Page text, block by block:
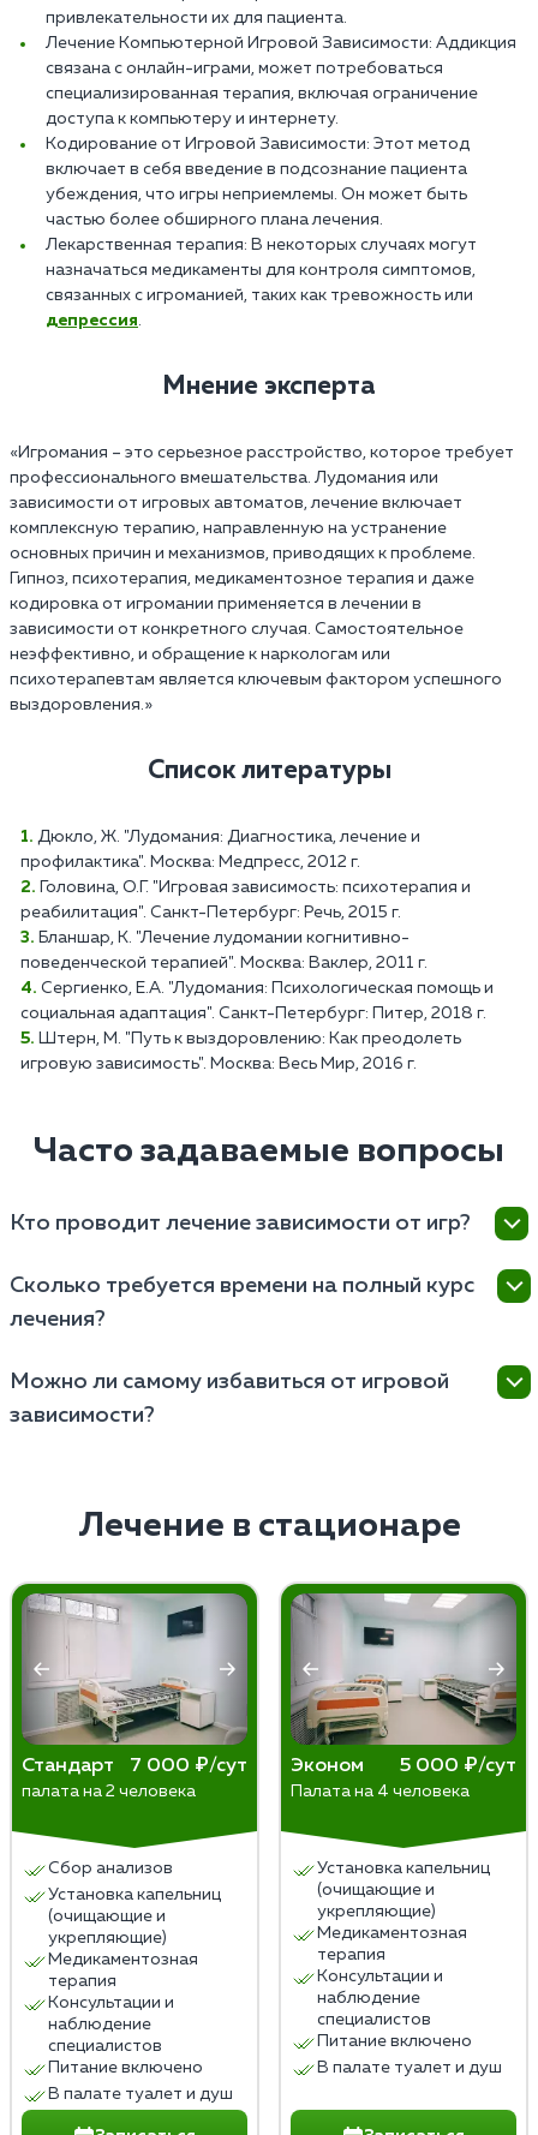
привлекательности их для пациента.
Лечение Компьютерной Игровой Зависимости: Аддикция
связана с онлайн-играми, может потребоваться
специализированная терапия, включая ограничение
доступа к компьютеру и интернету.
Кодирование от Игровой Зависимости: Этот метод
включает в себя введение в подсознание пациента
убеждения, что игры неприемлемы. Он может быть
частью более обширного плана лечения.
Лекарственная терапия: В некоторых случаях могут
назначаться медикаменты для контроля симптомов,
связанных с игроманией, таких как тревожность или
депрессия.
Мнение эксперта
«Игромания – это серьезное расстройство, которое требует
профессионального вмешательства. Лудомания или
зависимости от игровых автоматов, лечение включает
комплексную терапию, направленную на устранение
основных причин и механизмов, приводящих к проблеме.
Гипноз, психотерапия, медикаментозное терапия и даже
кодировка от игромании применяется в лечении в
зависимости от конкретного случая. Самостоятельное
неэффективно, и обращение к наркологам или
психотерапевтам является ключевым фактором успешного
выздоровления.»
Список литературы
Дюкло, Ж. "Лудомания: Диагностика, лечение и
профилактика". Москва: Медпресс, 2012 г.
Головина, О.Г. "Игровая зависимость: психотерапия и
реабилитация". Санкт-Петербург: Речь, 2015 г.
Бланшар, К. "Лечение лудомании когнитивно-
поведенческой терапией". Москва: Ваклер, 2011 г.
Сергиенко, Е.А. "Лудомания: Психологическая помощь и
социальная адаптация". Санкт-Петербург: Питер, 2018 г.
Штерн, М. "Путь к выздоровлению: Как преодолеть
игровую зависимость". Москва: Весь Мир, 2016 г.
Часто задаваемые вопросы
Кто проводит лечение зависимости от игр?
имеющие опыт работы с различными формами
поведенческих зависимостей.
Сколько требуется времени на полный курс
лечения?
индивидуальных особенностей пациента, но
обычно составляет от нескольких недель до
Можно ли самому избавиться от игровой
зависимости?
требующее профессионального медицинского
подхода и комплексного лечения.
Лечение в стационаре
Стандарт 7 000 ₽/сут
палата на 2 человека
Сбор анализов
Установка капельниц
(очищающие и
укрепляющие)
Медикаментозная
терапия
Консультации и
наблюдение
специалистов
Питание включено
В палате туалет и душ
Эконом 5 000 ₽/сут
Палата на 4 человека
Установка капельниц
(очищающие и
укрепляющие)
Медикаментозная
терапия
Консультации и
наблюдение
специалистов
Питание включено
В палате туалет и душ